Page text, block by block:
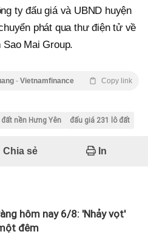
ty đấu giá và UBND huyện
phát qua thư điện tử về
Mai Group.
- Vietnamfinance Copy link
đất nền Hưng Yên đấu giá 231 lô đất
Chia sẻ In
hôm nay 6/8: 'Nhảy vọt'
đêm